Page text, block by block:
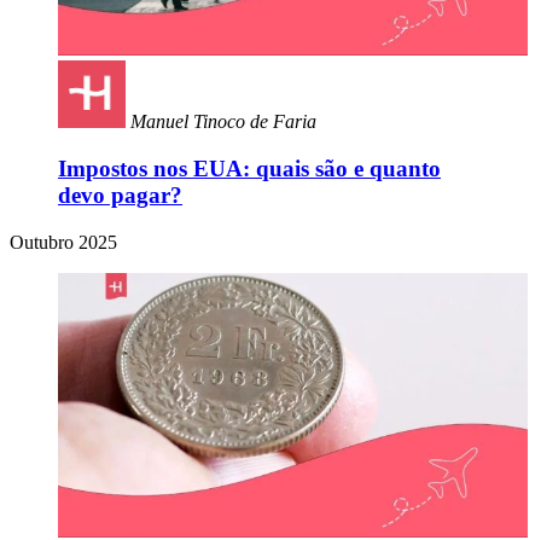
Manuel Tinoco de Faria
Impostos nos EUA: quais são e quanto
devo pagar?
Outubro 2025